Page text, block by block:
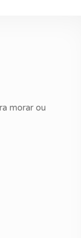
morar ou